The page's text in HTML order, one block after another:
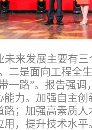
未来发展主要有
二是面向工程全
一路”。报告强
能力。加强自主
路；加强高素质
用，提升技术水